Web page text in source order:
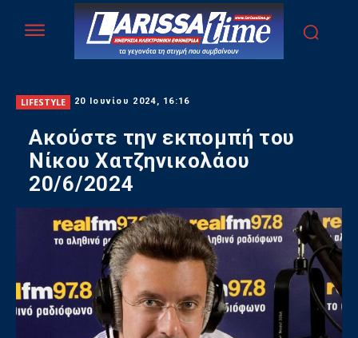
LIFESTYLE 20 Ιουνίου 2024, 16:16
Ακούστε την εκπομπή του
Νίκου Χατζηνικολάου
20/6/2024